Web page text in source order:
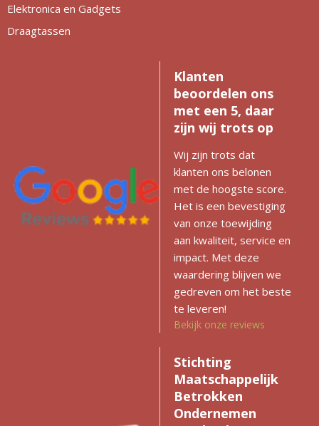
Elektronica en Gadgets
Draagtassen
Klanten
beoordelen ons
met een 5, daar
zijn wij trots op
Wij zijn trots dat
klanten ons belonen
met de hoogste score.
Het is een bevestiging
van onze toewijding
aan kwaliteit, service en
impact. Met deze
waardering blijven we
gedreven om het beste
te leveren!
Bekijk onze reviews
Stichting
Maatschappelijk
Betrokken
Ondernemen